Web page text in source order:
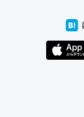
私も3年前ぐらいに
回線代ほとんどか